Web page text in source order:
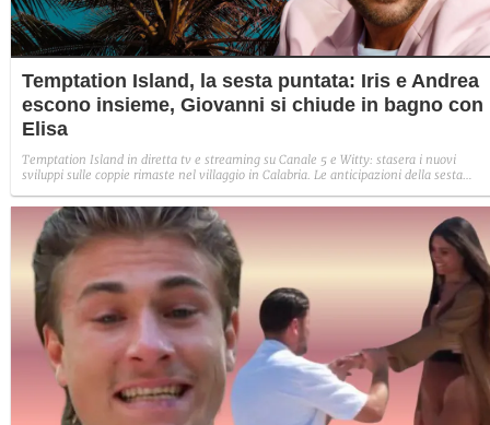
Temptation Island, la sesta puntata: Iris e Andrea
escono insieme, Giovanni si chiude in bagno con
Elisa
Temptation Island in diretta tv e streaming su Canale 5 e Witty: stasera i nuovi
sviluppi sulle coppie rimaste nel villaggio in Calabria. Le anticipazioni della sesta
Sabrina rifiuta il falò con Giovanni e si avvicina a Lory.